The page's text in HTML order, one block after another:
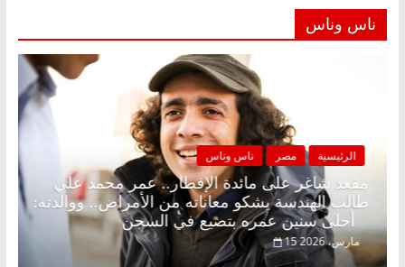
ناس وناس
الرئيسية مصر ناس وناس
مقعد شاغر على مائدة الإفطار.. عمر محمد علي
طالب الهندسة يشكو معاناته من الأمراض.. ووالدته:
أحلى سنين عمره بتضيع في السجن
15 مارس، 2026